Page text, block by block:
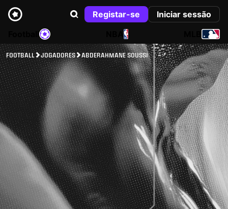
Registar-se
Iniciar sessão
NBA
FOOTBALL JOGADORES ABDERAHMANE SOUSSI